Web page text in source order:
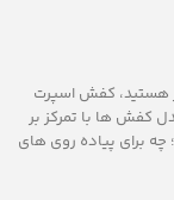
هستید، کفش اسپرت
کفش‌ ها با تمرکز بر
برای پیاده ‌روی ‌های